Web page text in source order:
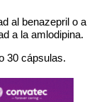
al benazepril o a
a la amlodipina.
30 cápsulas.